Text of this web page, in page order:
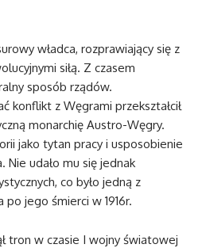
władca, rozprawiający się z
siłą. Z czasem
sposób rządów.
konflikt z Węgrami przekształcił
monarchię Austro-Węgry.
jako tytan pracy i usposobienie
Nie udało mu się jednak
co było jedną z
jego śmierci w 1916r.
tron w czasie I wojny światowej